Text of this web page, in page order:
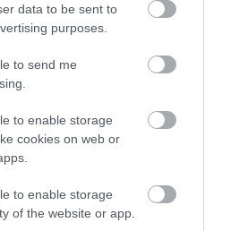
data to be sent to
purposes.
to send me
to enable storage
cookies on web or
to enable storage
of the website or app.
LÁNGOLTAK SZERDÁN
augusztus 06
TETTÜNK NYOMÁST A FIUNKRA” –
EGRI CSALÁD TÖRTÉNE...